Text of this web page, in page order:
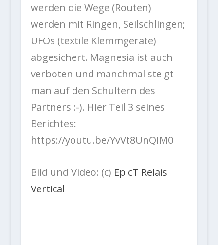
werden die Wege (Routen)
werden mit Ringen, Seilschlingen;
UFOs (textile Klemmgeräte)
abgesichert. Magnesia ist auch
verboten und manchmal steigt
man auf den Schultern des
Partners :-). Hier Teil 3 seines
Berichtes:
https://youtu.be/YvVt8UnQIM0
Bild und Video: (c) EpicT Relais
Vertical